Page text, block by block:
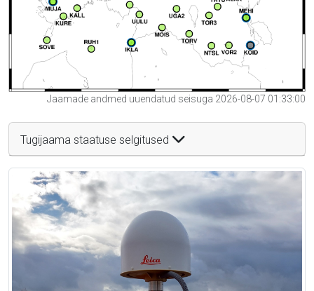
Jaamade andmed uuendatud seisuga 2026-08-07 01:33:00
Tugijaama staatuse selgitused